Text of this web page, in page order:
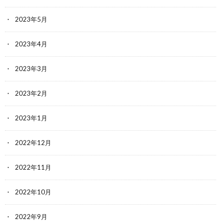
2023年5月
2023年4月
2023年3月
2023年2月
2023年1月
2022年12月
2022年11月
2022年10月
2022年9月